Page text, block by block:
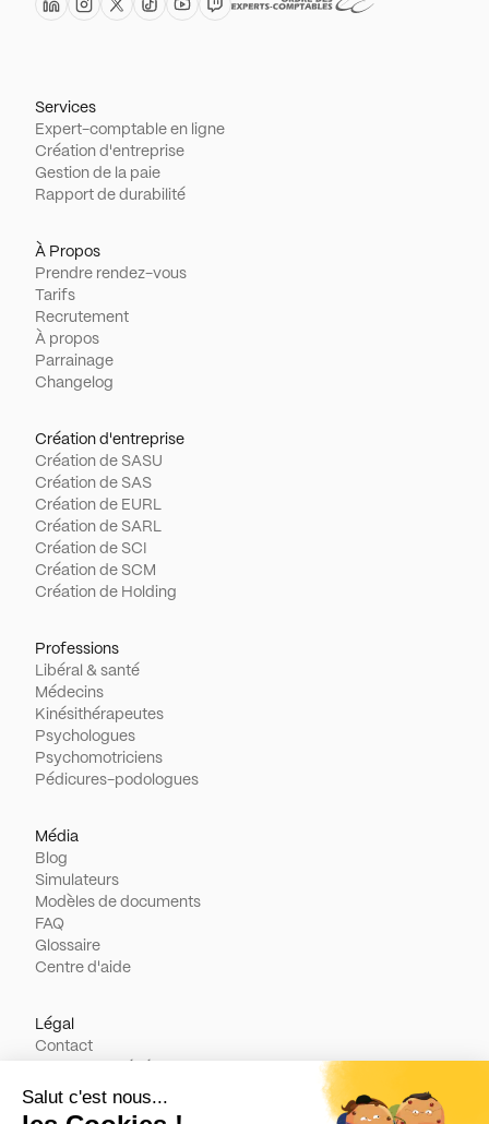
Services
Expert-comptable en ligne
Création d'entreprise
Gestion de la paie
Rapport de durabilité
À Propos
Prendre rendez-vous
Tarifs
Recrutement
À propos
Parrainage
Changelog
Création d'entreprise
Création de SASU
Création de SAS
Création de EURL
Création de SARL
Création de SCI
Création de SCM
Création de Holding
Professions
Libéral & santé
Médecins
Kinésithérapeutes
Psychologues
Psychomotriciens
Pédicures-podologues
Média
Blog
Simulateurs
Modèles de documents
FAQ
Glossaire
Centre d'aide
Légal
Contact
Politique de cookies
Mentions légales